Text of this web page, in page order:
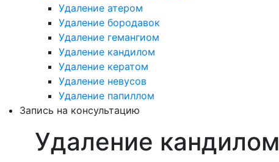
Удаление атером
Удаление бородавок
Удаление гемангиом
Удаление кандилом
Удаление кератом
Удаление невусов
Удаление папиллом
Запись на консультацию
Удаление кандилом